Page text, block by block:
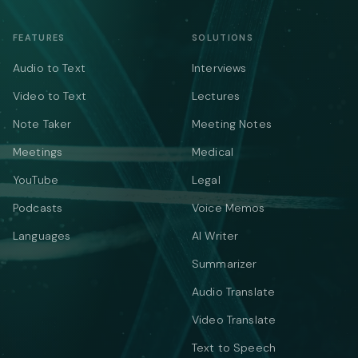
FEATURES
Audio to Text
Video to Text
Note Taker
Meetings
YouTube
Podcasts
Languages
SOLUTIONS
Interviews
Lectures
Meeting Notes
Medical
Legal
Voice Memos
AI Writer
Summarizer
Audio Translate
Video Translate
Text to Speech